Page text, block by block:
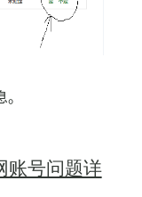
账号问题详